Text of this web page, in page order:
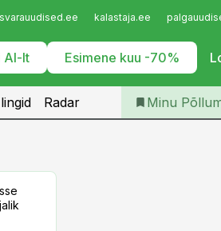
kalastaja.ee
AI-lt Esimene kuu -70%
Iseteenindus
Telli
Radar Minu